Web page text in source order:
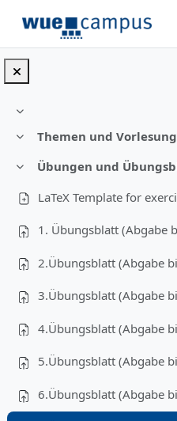
Redueix
Redueix
Themen und
Redueix
Übungen und